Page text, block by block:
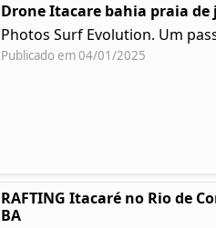
Drone Itacare bahia praia
Photos Surf Evolution. Um
Publicado em 04/01/2025
RAFTING Itacaré no Rio de
BA